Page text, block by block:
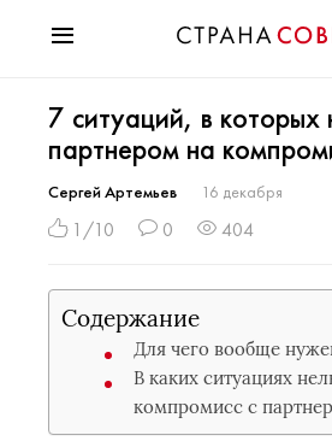
Мода
Звезды
Гороскопы
Здоровье
Хобби
Разное
Праздники
7 ситуаций, в которых
партнером на
Сергей Артемьев 16 декабря
1/10 0 404
Содержание
Для чего вообще
В каких ситуациях
компромисс с